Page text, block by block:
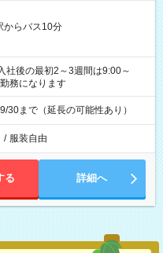
からバス10分
後の最初2～3週間は9:00～
務になります
30まで（延長の可能性あり）
/ 服装自由
る 詳細へ